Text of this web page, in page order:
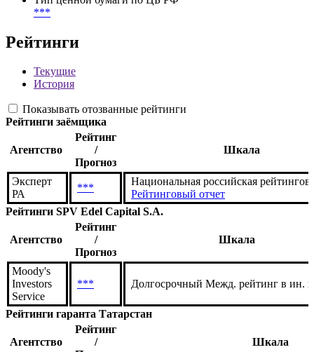
***
Рейтинги
Текущие
История
Показывать отозванные рейтинги
Рейтинги заёмщика
Агентство
Рейтинг
/
Прогноз
Шкала
Эксперт
РА
***
Национальная российская
Рейтинговый отчет
Рейтинги SPV Edel Capital S.A.
Агентство
Рейтинг
/
Прогноз
Шкала
Moody's
Investors
Service
*** Долгосрочный Межд. рейтинг в ин.
Рейтинги гаранта Татарстан
Агентство
Рейтинг
/
Шкала